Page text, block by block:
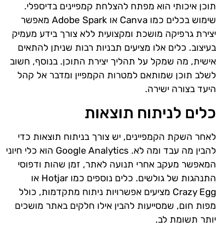
תוכן איכותי הוא מפתח להצלחת קמפיינים בדיספלי.
שימוש בכלים כמו Canva או Adobe Spark מאפשר
יצירת גרפיקה מושכת ומקצועית ללא צורך בידע מעמיק
בעיצוב. כלים אלו מציעים תבניות רבות שניתן להתאים
אישית, מה שמקל על תהליך יצירת התוכן. בנוסף, חשוב
לשלב תוכן שמותאם למטרות הקמפיין ומדבר אל קהל
היעד בצורה ישירה.
כלים לניתוח תוצאות
לאחר השקת הקמפיינים, יש צורך בניתוח תוצאות כדי
להבין מה עבד ומה לא. Google Analytics הוא כלי חיוני
המאפשר מעקב אחרי תנועה לאתר, זמן שהות ודפוסי
התנהגות של גולשים. כלים נוספים כמו Hotjar או
Crazy Egg מציעים אפשרויות ניתוח מתקדמות, כולל
מפות חום, שמסייעות להבין אילו חלקים באתר מושכים
יותר תשומת לב.